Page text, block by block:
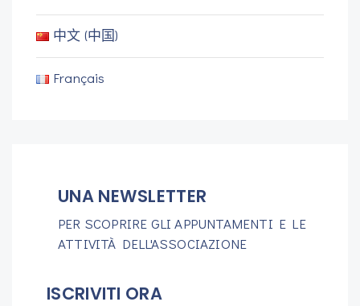
中文 (中国)
Français
UNA NEWSLETTER
PER SCOPRIRE GLI APPUNTAMENTI E LE
ATTIVITÀ DELL'ASSOCIAZIONE
ISCRIVITI ORA